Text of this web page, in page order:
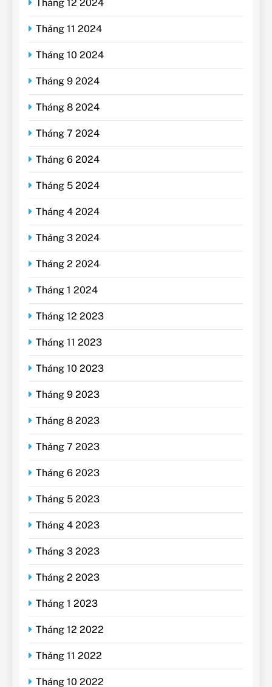
Tháng 12 2024
Tháng 11 2024
Tháng 10 2024
Tháng 9 2024
Tháng 8 2024
Tháng 7 2024
Tháng 6 2024
Tháng 5 2024
Tháng 4 2024
Tháng 3 2024
Tháng 2 2024
Tháng 1 2024
Tháng 12 2023
Tháng 11 2023
Tháng 10 2023
Tháng 9 2023
Tháng 8 2023
Tháng 7 2023
Tháng 6 2023
Tháng 5 2023
Tháng 4 2023
Tháng 3 2023
Tháng 2 2023
Tháng 1 2023
Tháng 12 2022
Tháng 11 2022
Tháng 10 2022